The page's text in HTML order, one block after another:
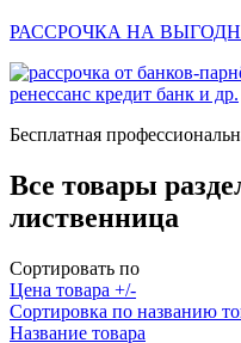
РАССРОЧКА НА
Бесплатная
Все товары
лиственница
Сортировать по
Цена товара +/-
Сортировка по названию
Название товара